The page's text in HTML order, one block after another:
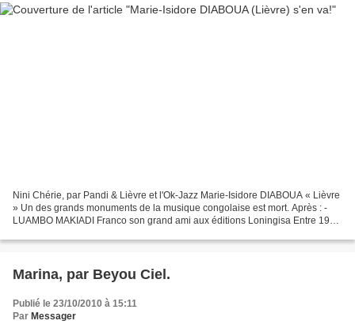
Nini Chérie, par Pandi & Lièvre et l'Ok-Jazz Marie-Isidore DIABOUA « Lièvre
» Un des grands monuments de la musique congolaise est mort. Après : -
LUAMBO MAKIADI Franco son grand ami aux éditions Loningisa Entre 1955
Marina, par Beyou Ciel.
Publié le 23/10/2010 à 15:11
Par Messager